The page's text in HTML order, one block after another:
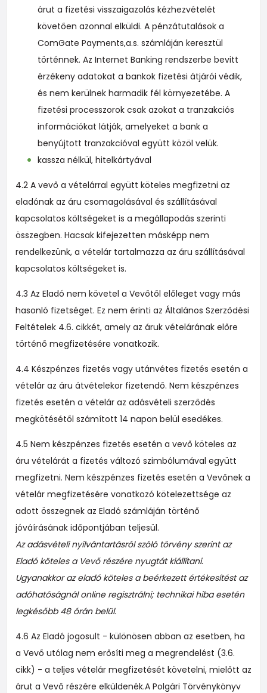
árut a fizetési visszaigazolás kézhezvételét
követően azonnal elküldi. A pénzátutalások a
ComGate Payments,a.s. számláján keresztül
történnek. Az Internet Banking rendszerbe bevitt
érzékeny adatokat a bankok fizetési átjárói védik,
és nem kerülnek harmadik fél környezetébe. A
fizetési processzorok csak azokat a tranzakciós
információkat látják, amelyeket a bank a
benyújtott tranzakcióval együtt közöl velük.
kassza nélkül, hitelkártyával
4.2 A vevő a vételárral együtt köteles megfizetni az
eladónak az áru csomagolásával és szállításával
kapcsolatos költségeket is a megállapodás szerinti
összegben. Hacsak kifejezetten másképp nem
rendelkezünk, a vételár tartalmazza az áru szállításával
kapcsolatos költségeket is.
4.3 Az Eladó nem követel a Vevőtől előleget vagy más
hasonló fizetséget. Ez nem érinti az Általános Szerződési
Feltételek 4.6. cikkét, amely az áruk vételárának előre
történő megfizetésére vonatkozik.
4.4 Készpénzes fizetés vagy utánvétes fizetés esetén a
vételár az áru átvételekor fizetendő. Nem készpénzes
fizetés esetén a vételár az adásvételi szerződés
megkötésétől számított 14 napon belül esedékes.
4.5 Nem készpénzes fizetés esetén a vevő köteles az
áru vételárát a fizetés változó szimbólumával együtt
megfizetni. Nem készpénzes fizetés esetén a Vevőnek a
vételár megfizetésére vonatkozó kötelezettsége az
adott összegnek az Eladó számláján történő
jóváírásának időpontjában teljesül.
Az adásvételi nyilvántartásról szóló törvény szerint az
Eladó köteles a Vevő részére nyugtát kiállítani.
Ugyanakkor az eladó köteles a beérkezett értékesítést az
adóhatóságnál online regisztrálni; technikai hiba esetén
legkésőbb 48 órán belül.
4.6 Az Eladó jogosult - különösen abban az esetben, ha
a Vevő utólag nem erősíti meg a megrendelést (3.6.
cikk) - a teljes vételár megfizetését követelni, mielőtt az
árut a Vevő részére elküldenék.A Polgári Törvénykönyv